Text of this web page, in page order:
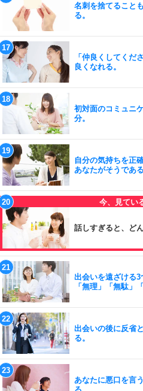
名刺を捨てること
る。
「仲良くしてくだ
良くなれる。
初対面のコミュニ
分。
自分の気持ちを正
あなたがそうであ
話しすぎると、ど
出会いを遠ざける3
「無理」「無駄」
出会いの後に反省
る。
あなたに悪口を言
る。